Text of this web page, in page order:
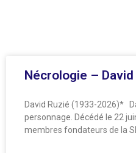
Nécrologie –
David Ruzié (1933-2026)*
personnage. Décédé le 22
membres fondateurs de la